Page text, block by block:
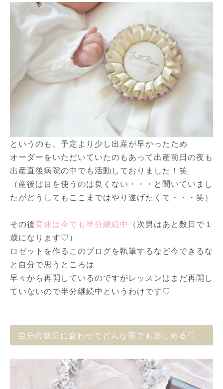
というのも、予定より少し出産が早かったため
オーダーをいただいていたのもあって出産前日の夜も
出産直後病院の中でも活動しておりました！笑
（産後は目を使うのは良くない・・・と聞いていまし
たがどうしてもここまではやり遂げたくて・・・笑）
その後育休は今でも半分継続中
（次男はあと数日で１
歳になります♡）
ロゼットを作るこのブログを執筆するなど今できるな
と自分で思うところは
早々から再開しているのですがレッスンはまだ再開し
ていないので半分継続中というわけです♡
自分の状況に合わせてどんな形でも楽しめる♡